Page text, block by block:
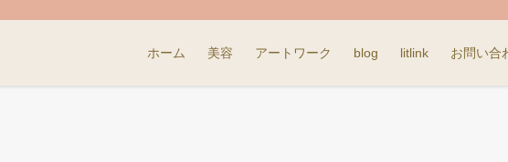
ホーム 美容 アートワーク blog litlink お問い合